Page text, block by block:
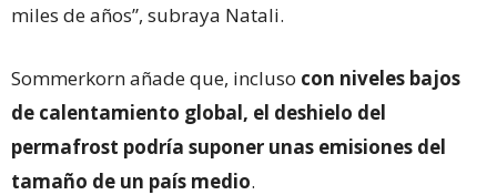
miles de años”, subraya Natali.
Sommerkorn añade que, incluso con niveles bajos
de calentamiento global, el deshielo del
permafrost podría suponer unas emisiones del
tamaño de un país medio.